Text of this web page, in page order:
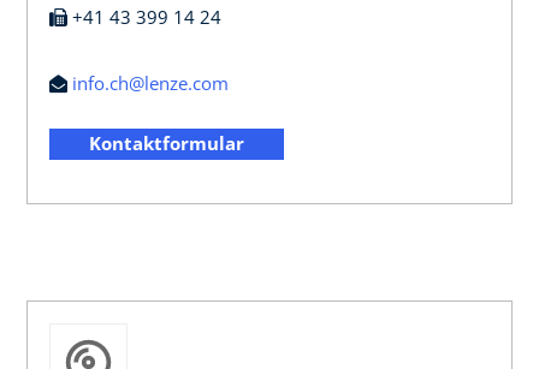
+41 43 399 14 24
info.ch@lenze.com
Kontaktformular